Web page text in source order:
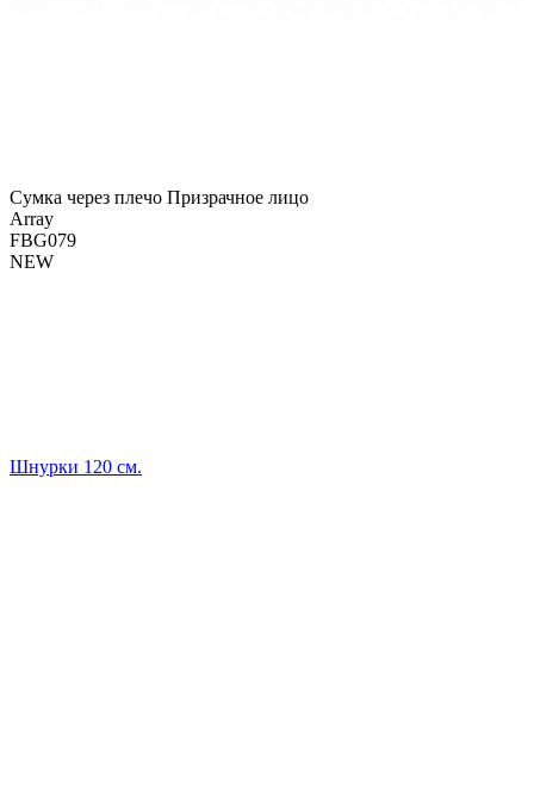
Сумка через плечо Призрачное лицо
Array
FBG079
NEW
Шнурки 120 см.